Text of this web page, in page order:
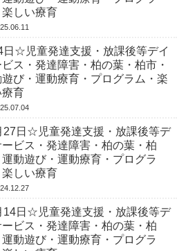
楽しい療育
日☆児童発達支援・放課後等デイ
ス・発達障害・柏の葉・柏市・
遊び・運動療育・プログラム・楽
療育
27日☆児童発達支援・放課後等デ
ービス・発達障害・柏の葉・柏
動遊び・運動療育・プログラ
楽しい療育
14日☆児童発達支援・放課後等デ
ービス・発達障害・柏の葉・柏
動遊び・運動療育・プログラ